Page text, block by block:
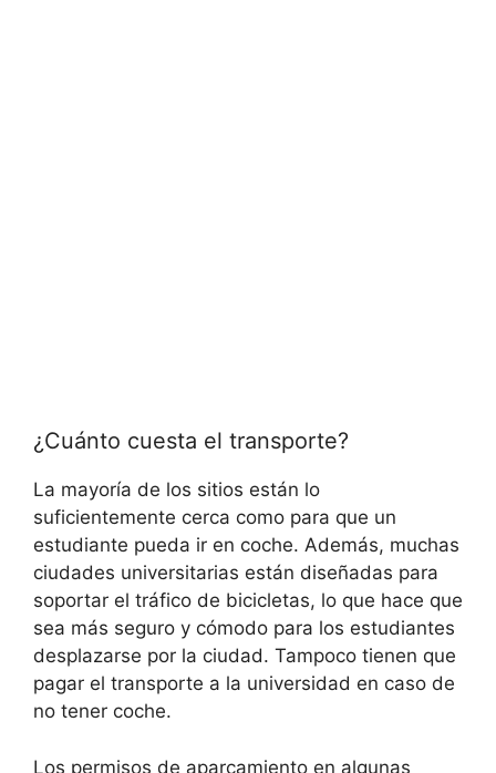
¿Cuánto cuesta el transporte?
La mayoría de los sitios están lo
suficientemente cerca como para que un
estudiante pueda ir en coche. Además, muchas
ciudades universitarias están diseñadas para
soportar el tráfico de bicicletas, lo que hace que
sea más seguro y cómodo para los estudiantes
desplazarse por la ciudad. Tampoco tienen que
pagar el transporte a la universidad en caso de
no tener coche.
Los permisos de aparcamiento en algunas